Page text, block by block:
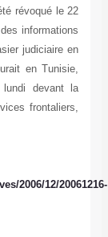
révoqué le 22
informations
judiciaire en
en Tunisie,
devant la
frontaliers,
2006/12/20061216-